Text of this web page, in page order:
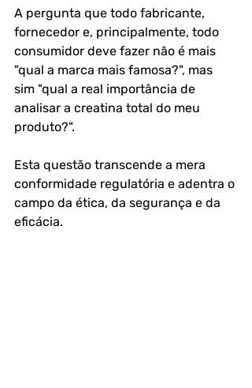
A pergunta que todo fabricante,
fornecedor e, principalmente, todo
consumidor deve fazer não é mais
"qual a marca mais famosa?", mas
sim "qual a real importância de
analisar a creatina total do meu
produto?".
Esta questão transcende a mera
conformidade regulatória e adentra o
campo da ética, da segurança e da
eficácia.